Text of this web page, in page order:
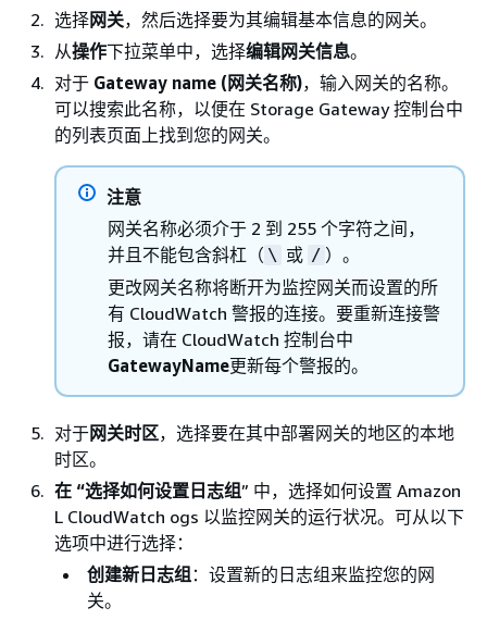
选择网关，然后选择要为其编辑基本信息的网关。
从操作下拉菜单中，选择编辑网关信息。
对于 Gateway name (网关名称)，输入网关的名称。
可以搜索此名称，以便在 Storage Gateway 控制台中
的列表页面上找到您的网关。
注意
网关名称必须介于 2 到 255 个字符之间，
并且不能包含斜杠（ \ 或 / ）。
更改网关名称将断开为监控网关而设置的所
有 CloudWatch 警报的连接。要重新连接警
报，请在 CloudWatch 控制台中
GatewayName更新每个警报的。
对于网关时区，选择要在其中部署网关的地区的本地
时区。
在 “选择如何设置日志组” 中，选择如何设置 Amazon
L CloudWatch ogs 以监控网关的运行状况。可从以下
选项中进行选择：
创建新日志组：设置新的日志组来监控您的网
关。